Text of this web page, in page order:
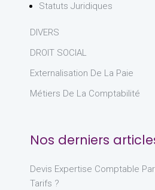
Statuts Juridiques
DIVERS
DROIT SOCIAL
Externalisation De La Paie
Métiers De La Comptabilité
Nos derniers
Devis Expertise Comptable
Tarifs ?